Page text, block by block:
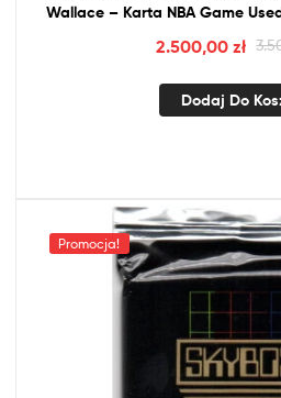
Wallace – Karta NBAGame
Bgs 9.5 Gem Mint
2.500,00 zł
Dodaj Do
Promocja!